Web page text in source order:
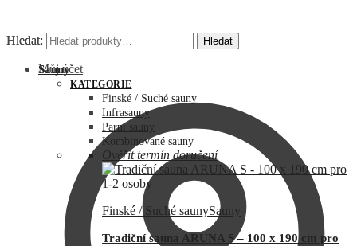
Hledat: Hledat
Můj účet
Hledat: Hledat
Sauny
KATEGORIE
Finské / Suché sauny
Infrasauny
Parní sauny
Kombinované sauny
Ověřit termín doručení
Finské / Suché saunySauny
Tradiční sauna ARUNA S – 100 x 190 cm pro